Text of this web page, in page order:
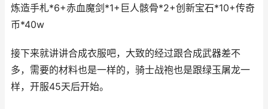
炼造手札*6+赤血魔剑*1+巨人骸骨*2+创新宝石*10+传奇
币*40w
接下来就讲讲合成衣服吧，大致的经过跟合成武器差不
多，需要的材料也是一样的，骑士战袍也是跟绿玉屠龙一
样，开服45天后开始。